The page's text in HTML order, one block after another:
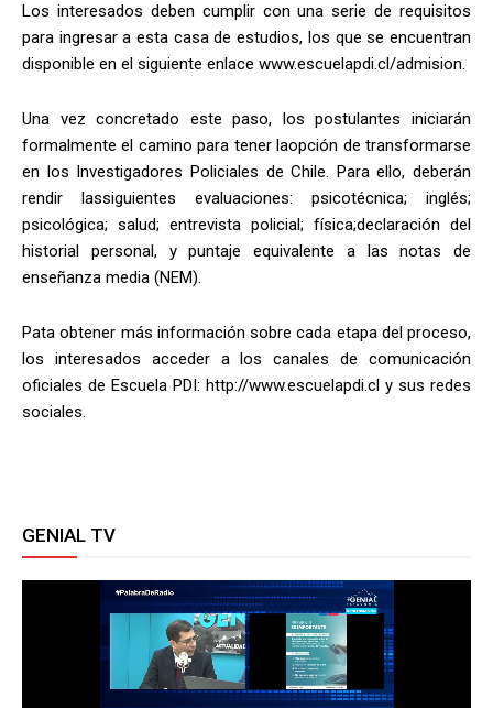
Los interesados deben cumplir con una serie de requisitos
para ingresar a esta casa de estudios, los que se encuentran
disponible en el siguiente enlace www.escuelapdi.cl/admision.
Una vez concretado este paso, los postulantes iniciarán
formalmente el camino para tener laopción de transformarse
en los Investigadores Policiales de Chile. Para ello, deberán
rendir lassiguientes evaluaciones: psicotécnica; inglés;
psicológica; salud; entrevista policial; física;declaración del
historial personal, y puntaje equivalente a las notas de
enseñanza media (NEM).
Pata obtener más información sobre cada etapa del proceso,
los interesados acceder a los canales de comunicación
oficiales de Escuela PDI: http://www.escuelapdi.cl y sus redes
sociales.
GENIAL TV